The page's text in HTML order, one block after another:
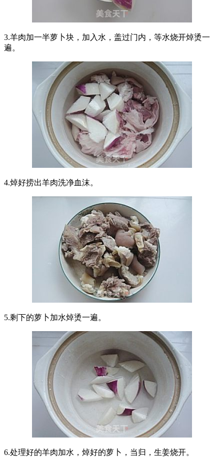
3.羊肉加一半萝卜块，加入水，盖过门内，等水烧开焯烫一
遍。
4.焯好捞出羊肉洗净血沫。
5.剩下的萝卜加水焯烫一遍。
6.处理好的羊肉加水，焯好的萝卜，当归，生姜烧开。